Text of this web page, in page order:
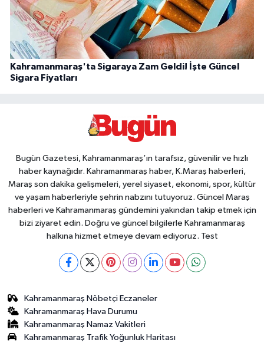
Kahramanmaraş'ta Sigaraya Zam Geldi! İşte Güncel
Sigara Fiyatları
Bugün Gazetesi, Kahramanmaraş’ın tarafsız, güvenilir ve hızlı
haber kaynağıdır. Kahramanmaraş haber, K.Maraş haberleri,
Maraş son dakika gelişmeleri, yerel siyaset, ekonomi, spor, kültür
ve yaşam haberleriyle şehrin nabzını tutuyoruz. Güncel Maraş
haberleri ve Kahramanmaraş gündemini yakından takip etmek için
bizi ziyaret edin. Doğru ve güncel bilgilerle Kahramanmaraş
halkına hizmet etmeye devam ediyoruz. Test
Kahramanmaraş Nöbetçi Eczaneler
Kahramanmaraş Hava Durumu
Kahramanmaraş Namaz Vakitleri
Kahramanmaraş Trafik Yoğunluk Haritası